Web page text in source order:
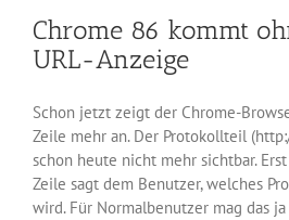
Chrome 86 kommt
URL-Anzeige
Schon jetzt zeigt der Chrome-
Zeile mehr an. Der Protokollteil
schon heute nicht mehr sichtbar.
Zeile sagt dem Benutzer, welches
wird. Für Normalbenutzer mag das